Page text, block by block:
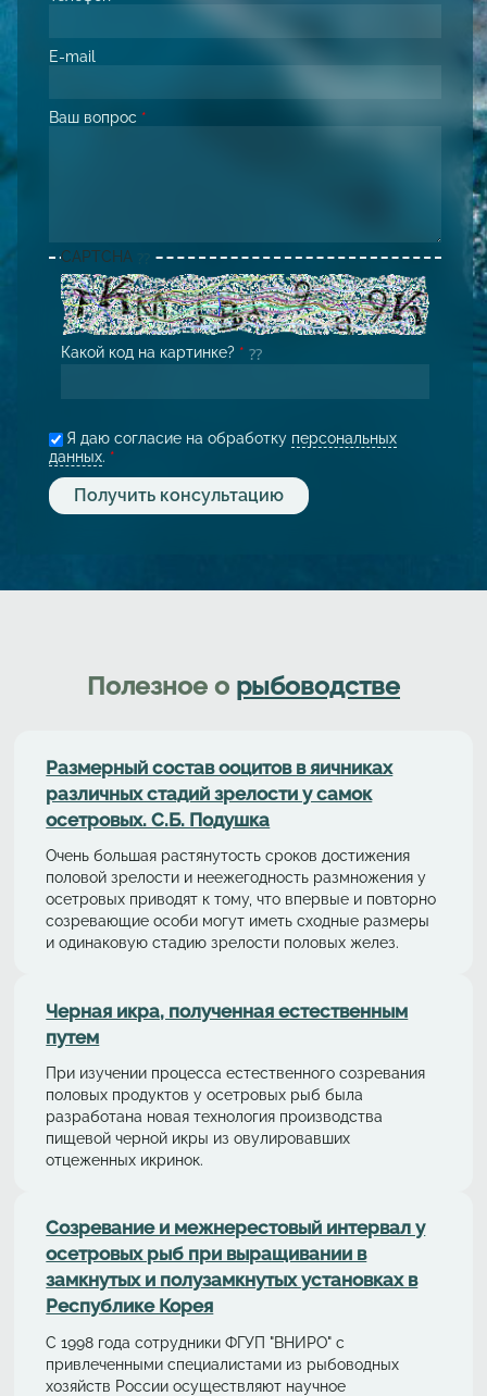
E-mail
Ваш вопрос *
CAPTCHA
Какой код на картинке? *
Я даю согласие на обработку персональных
данных. *
Полезное о рыбоводстве
Размерный состав ооцитов в яичниках
различных стадий зрелости у самок
осетровых. С.Б. Подушка
Очень большая растянутость сроков достижения
половой зрелости и неежегодность размножения у
осетровых приводят к тому, что впервые и повторно
созревающие особи могут иметь сходные размеры
и одинаковую стадию зрелости половых желез.
Черная икра, полученная естественным
путем
При изучении процесса естественного созревания
половых продуктов у осетровых рыб была
разработана новая технология производства
пищевой черной икры из овулировавших
отцеженных икринок.
Cозревание и межнерестовый интервал у
осетровых рыб при выращивании в
замкнутых и полузамкнутых установках в
Республике Корея
С 1998 года сотрудники ФГУП "ВНИРО" с
привлеченными специалистами из рыбоводных
хозяйств России осуществляют научное